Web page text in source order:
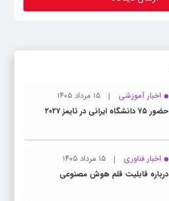
اخبار آموزشی
۱۵ مرداد ۱۴۰۵
حضور ۷۵ دانشگاه ایرانی در تایمز ۲۰۲۷
اخبار فناوری
۱۵ مرداد ۱۴۰۵
درباره قابلیت قلم هوش مصنوعی